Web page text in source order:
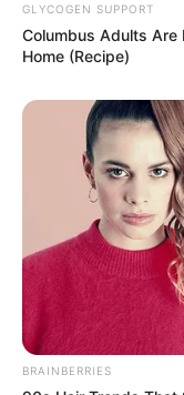
GLYCOGEN SUPPORT
Columbus Adults Are
Home (Recipe)
BRAINBERRIES